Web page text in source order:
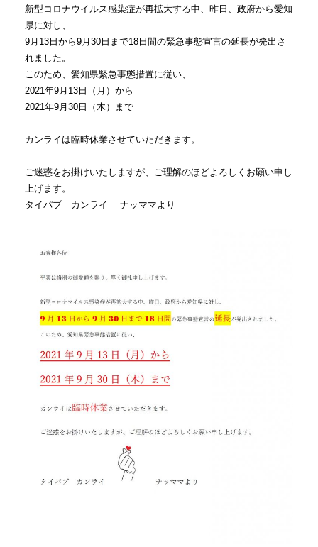
新型コロナウイルス感染症が再拡大する中、昨日、政府から愛知
県に対し、
9月13日から9月30日まで18日間の緊急事態宣言の延長が発出さ
れました。
このため、愛知県緊急事態措置に従い、
2021年9月13日（月）から
2021年9月30日（木）まで
カンライは臨時休業させていただきます。
ご迷惑をお掛けいたしますが、ご理解のほどよろしくお願い申し
上げます。
タイパブ カンライ ナッママより